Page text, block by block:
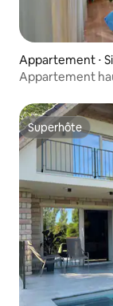
Appartement ⋅
Appartement
Superhôte
Superhôte